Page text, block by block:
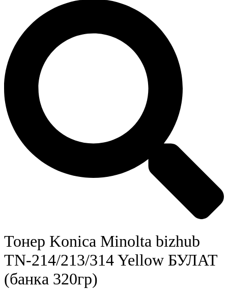
Тонер Konica Minolta bizhub
TN-214/213/314 Yellow БУЛАТ
(банка 320гр)